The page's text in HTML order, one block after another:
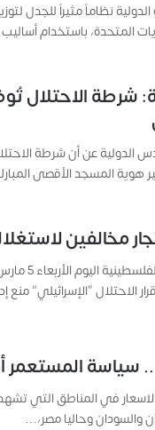
نظاماً مثيراً للجدل
المتحدة، باستخدام
شرطة الاحتلال
عن أن شرطة
هوية المسجد الأقصى
الاحتلال “الإسرائيلي” منع
.. سياسة
في المناطق التي
والسودان وحاليا مصر،…